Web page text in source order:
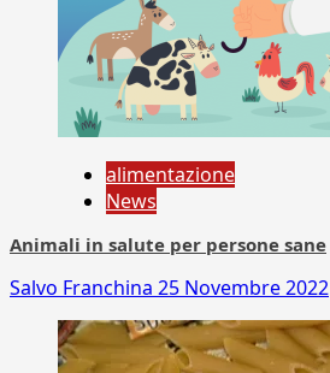
alimentazione
News
Animali in salute per persone sane
Salvo Franchina 25 Novembre 2022